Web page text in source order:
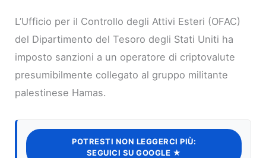
L’Ufficio per il Controllo degli Attivi Esteri (OFAC)
del Dipartimento del Tesoro degli Stati Uniti ha
imposto sanzioni a un operatore di criptovalute
presumibilmente collegato al gruppo militante
palestinese Hamas.
POTRESTI NON LEGGERCI PIÙ:
SEGUICI SU GOOGLE ★